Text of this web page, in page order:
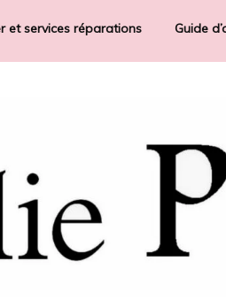
et services réparations Guide